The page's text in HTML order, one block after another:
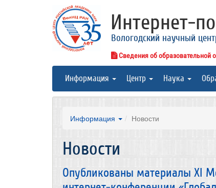
Интернет-
Вологодский научный
Сведения об образовательной
Информация Центр Наука
Информация Новости
Новости
Опубликованы материалы XI